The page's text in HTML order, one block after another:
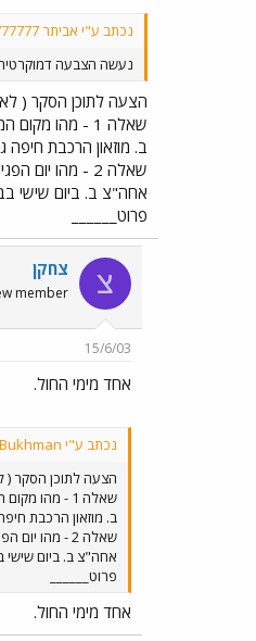
נכתב ע"י אביתר 777777777:
נעשה הצבעה דמוקרטית
הצעה לתוכן הסקר (
שאלה 1 - מהו
ב. מוזאון הרכבת חיפה
שאלה 2 - מהו
אחה"צ ב. ביום שישי
פרוט______
צ צחקן
member
15/6/03
אחד מימי החול.
נכתב ע"י Dani Bukhman:
הצעה לתוכן הסקר (
שאלה 1 - מהו
ב. מוזאון הרכבת
שאלה 2 - מהו
אחה"צ ב. ביום שישי
פרוט______
אחד מימי החול.